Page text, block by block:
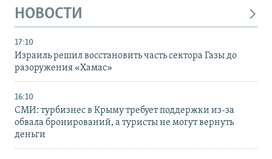
НОВОСТИ
17:10
Израиль решил восстановить часть сектора Газы до
разоружения «Хамас»
16:10
СМИ: турбизнес в Крыму требует поддержки из-за
обвала бронирований, а туристы не могут вернуть
деньги